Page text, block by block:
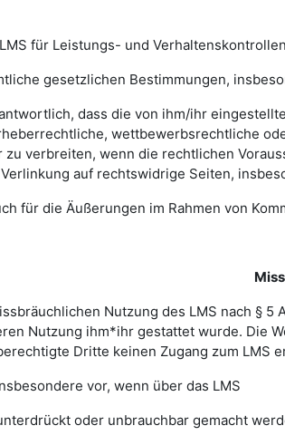
für Leistungs- und
gesetzlichen Bestimmungen,
dass die von ihm/ihr
wettbewerbsrechtliche
zu verbreiten, wenn die rechtlichen
auf rechtswidrige Seiten,
für die Äußerungen im Rahmen von
Nutzung des LMS nach §
Nutzung ihm*ihr gestattet wurde. Die
Dritte keinen Zugang zum LMS
vor, wenn über das LMS
oder unbrauchbar gemacht